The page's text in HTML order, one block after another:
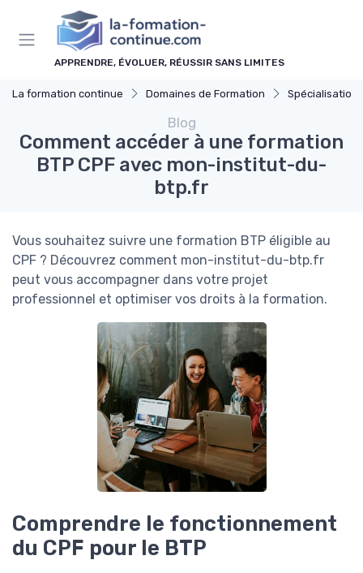
APPRENDRE, ÉVOLUER, RÉUSSIR SANS LIMITES
La formation continue Domaines de Formation
Blog
Comment accéder à une formation
BTP CPF avec mon-institut-du-
btp.fr
Vous souhaitez suivre une formation BTP éligible au
CPF ? Découvrez comment mon-institut-du-btp.fr
peut vous accompagner dans votre projet
professionnel et optimiser vos droits à la formation.
Comprendre le fonctionnement
du CPF pour le BTP
Panneau de gestion des cookies